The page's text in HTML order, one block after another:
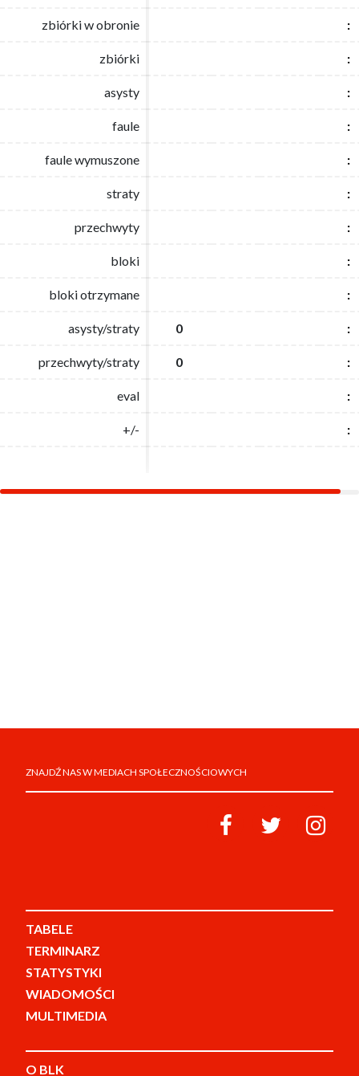
zbiórki w obronie :
zbiórki :
asysty :
faule :
faule wymuszone :
straty :
przechwyty :
bloki :
bloki otrzymane :
asysty/straty 0 :
przechwyty/straty 0 :
eval :
+/- :
zbiórki w obronie :
zbiórki :
asysty :
faule :
faule wymuszone :
straty :
przechwyty :
bloki :
bloki otrzymane :
asysty/straty 0 :
przechwyty/straty 0 :
eval :
+/- :
ZNAJDŹ NAS W MEDIACH SPOŁECZNOŚCIOWYCH
TABELE
TERMINARZ
STATYSTYKI
WIADOMOŚCI
MULTIMEDIA
O BLK